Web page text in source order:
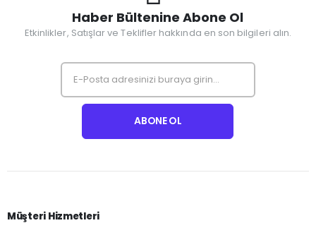
Haber Bültenine Abone Ol
Etkinlikler, Satışlar ve Teklifler hakkında en son bilgileri alın.
Müşteri Hizmetleri